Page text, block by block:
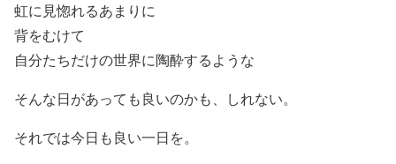
虹に見惚れるあまりに
背をむけて
自分たちだけの世界に陶酔するような
そんな日があっても良いのかも、しれない。
それでは今日も良い一日を。